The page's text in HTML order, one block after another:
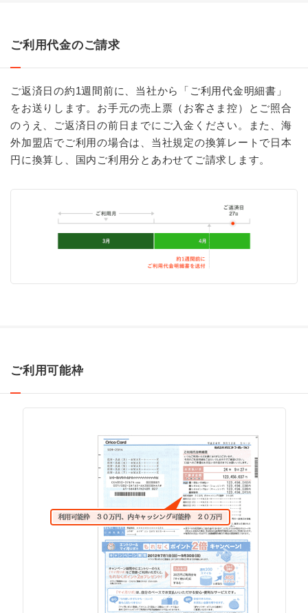
ご利用代金のご請求
ご返済日の約1週間前に、当社から「ご利用代金明細書」
をお送りします。お手元の売上票（お客さま控）とご照合
のうえ、ご返済日の前日までにご入金ください。また、海
外加盟店でご利用の場合は、当社規定の換算レートで日本
円に換算し、国内ご利用分とあわせてご請求します。
ご利用可能枠